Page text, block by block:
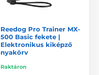
Reedog Pro Trainer MX-
500 Basic fekete |
Elektronikus kiképző
nyakörv
Raktáron